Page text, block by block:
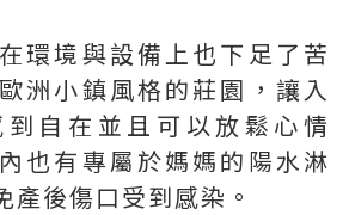
環境與設備上也下足了苦
洲小鎮風格的莊園，讓入
自在並且可以放鬆心情
也有專屬於媽媽的陽水淋
產後傷口受到感染。